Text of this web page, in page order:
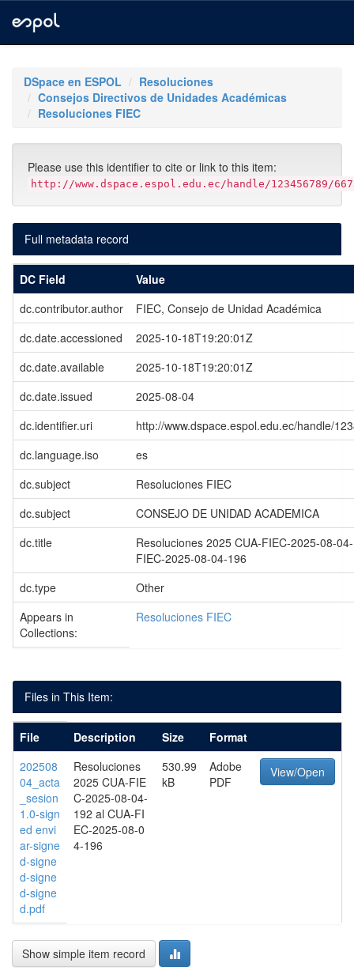
navigationDSpace en ESPOL
Resoluciones
Consejos Directivos de Unidades Académicas
Resoluciones FIEC
Please use this identifier to cite or link to this item:
http://www.dspace.espol.edu.ec/handle/123456789/
Full metadata record
DC Field
Value
dc.contributor.author
FIEC, Consejo de Unidad Académica
dc.date.accessioned
2025-10-18T19:20:01Z
dc.date.available
2025-10-18T19:20:01Z
dc.date.issued
2025-08-04
dc.identifier.uri
http://www.dspace.espol.edu.ec/handle/
dc.language.iso
es
dc.subject
Resoluciones FIEC
dc.subject
CONSEJO DE UNIDAD ACADEMICA
dc.title
Resoluciones 2025 CUA-FIEC-2025-08-
FIEC-2025-08-04-196
dc.type
Other
Appears in
Collections:
Resoluciones FIEC
Files in This Item:
File Description Size
Format
202508
04_acta
_sesion
1.0-sign
ed envi
ar-signe
d-signe
d-signe
d-signe
d.pdf
Resoluciones
2025 CUA-FIE
C-2025-08-04-
192 al CUA-FI
EC-2025-08-0
4-196
530.99
kB
Adobe
PDF
View/Open
Show simple item record